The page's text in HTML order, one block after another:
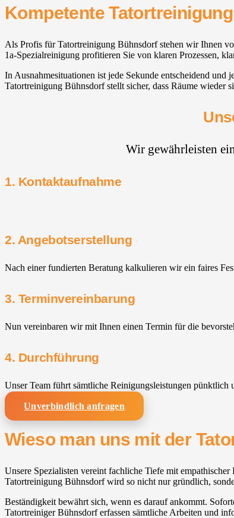
Kompetente
Als Profis für Tatortreinigung Bühnsdorf stehen wir Ihnen
1a-Spezialreinigung profitieren Sie von klaren Prozessen,
In Ausnahmesituationen ist jede Sekunde entscheidend
Tatortreinigung Bühnsdorf stellt sicher, dass Räume wieder
Wir gewährleisten
1. Kontaktaufnahme
2. Angebotserstellung
Nach einer fundierten Beratung kalkulieren wir ein faires
3. Terminvereinbarung
Nun vereinbaren wir mit Ihnen einen Termin für die
4. Durchführung
Unser Team führt sämtliche Reinigungsleistungen pünktlich
Unverbindlich anfragen
Wieso man uns mit der
Unsere Spezialisten vereint fachliche Tiefe mit
Tatortreinigung Bühnsdorf wird so nicht nur gründlich,
Beständigkeit bewährt sich, wenn es darauf ankommt.
Tatortreiniger Bühnsdorf erfassen sämtliche Arbeiten und